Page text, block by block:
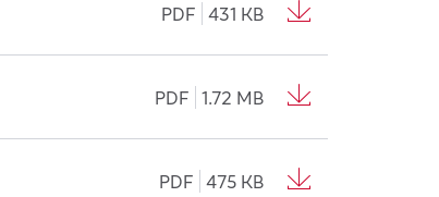
PDF 431 KB
PDF 1.72 MB
PDF 475 KB